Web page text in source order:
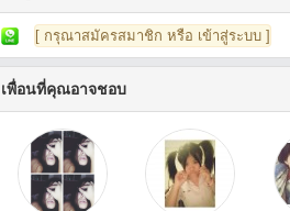
[ กรุณาสมัครสมาชิก หรือ เข้าสู่ระบบ ]
เพื่อนที่คุณอาจชอบ